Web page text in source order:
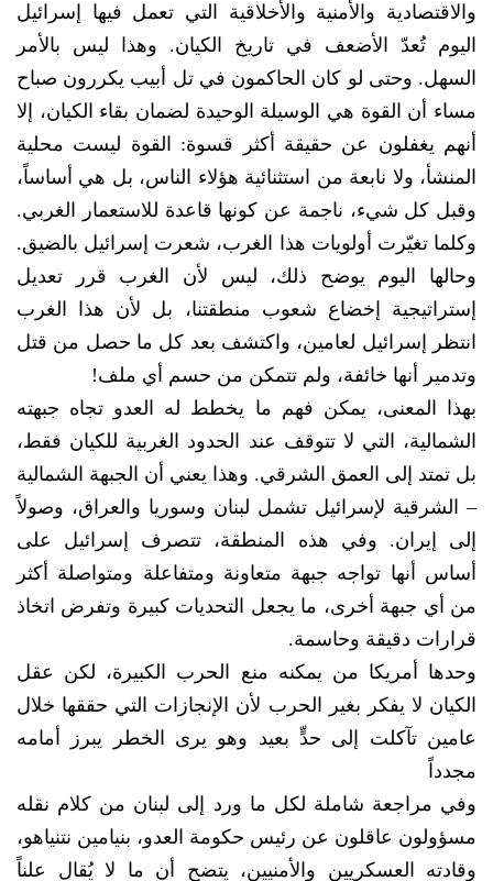
والاقتصادية والأمنية والأخلاقية التي تعمل فيها إسرائيل
اليوم تُعدّ الأضعف في تاريخ الكيان. وهذا ليس بالأمر
السهل. وحتى لو كان الحاكمون في تل أبيب يكررون صباح
مساء أن القوة هي الوسيلة الوحيدة لضمان بقاء الكيان، إلا
أنهم يغفلون عن حقيقة أكثر قسوة: القوة ليست محلية
المنشأ، ولا نابعة من استثنائية هؤلاء الناس، بل هي أساساً،
وقبل كل شيء، ناجمة عن كونها قاعدة للاستعمار الغربي.
وكلما تغيّرت أولويات هذا الغرب، شعرت إسرائيل بالضيق.
وحالها اليوم يوضح ذلك، ليس لأن الغرب قرر تعديل
إستراتيجية إخضاع شعوب منطقتنا، بل لأن هذا الغرب
انتظر إسرائيل لعامين، واكتشف بعد كل ما حصل من قتل
وتدمير أنها خائفة، ولم تتمكن من حسم أي ملف!
بهذا المعنى، يمكن فهم ما يخطط له العدو تجاه جبهته
الشمالية، التي لا تتوقف عند الحدود الغربية للكيان فقط،
بل تمتد إلى العمق الشرقي. وهذا يعني أن الجبهة الشمالية
– الشرقية لإسرائيل تشمل لبنان وسوريا والعراق، وصولاً
إلى إيران. وفي هذه المنطقة، تتصرف إسرائيل على
أساس أنها تواجه جبهة متعاونة ومتفاعلة ومتواصلة أكثر
من أي جبهة أخرى، ما يجعل التحديات كبيرة وتفرض اتخاذ
قرارات دقيقة وحاسمة.
وحدها أمريكا من يمكنه منع الحرب الكبيرة، لكن عقل
الكيان لا يفكر بغير الحرب لأن الإنجازات التي حققها خلال
عامين تآكلت إلى حدٍّ بعيد وهو يرى الخطر يبرز أمامه
مجدداً
وفي مراجعة شاملة لكل ما ورد إلى لبنان من كلام نقله
مسؤولون عاقلون عن رئيس حكومة العدو، بنيامين نتنياهو،
وقادته العسكريين والأمنيين، يتضح أن ما لا يُقال علناً